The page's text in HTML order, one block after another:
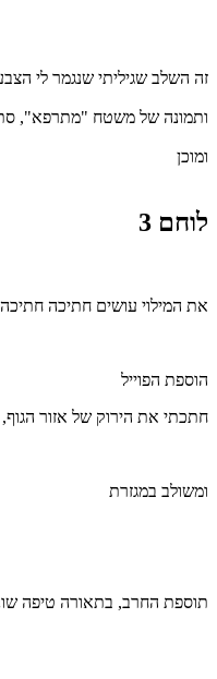
זה השלב שגיליתי שנגמר לי
ותמונה של משטח "מתרפא",
ומוכן
לוחם 3
את המילוי עושים חתיכה
הוספת הפוייל
חתכתי את הירוק של אזור הגוף,
ומשולב במגזרת
תוספת החרב, בתאורה טיפה